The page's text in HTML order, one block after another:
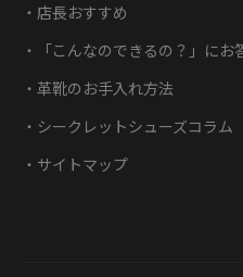
店長おすすめ
「こんなのできるの？」に
革靴のお手入れ方法
シークレットシューズコラム
サイトマップ